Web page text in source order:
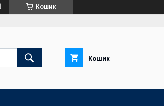
Кошик
Кошик